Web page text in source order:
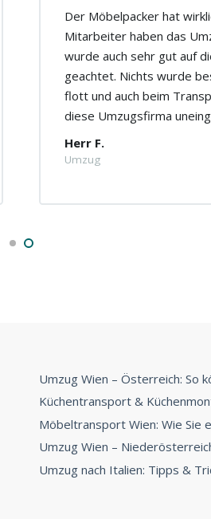
Der Möbelpacker hat
Mitarbeiter haben das
wurde auch sehr gut auf
geachtet. Nichts wurde
flott und auch beim
diese Umzugsfirma
Herr F.
Umzug
Umzug Wien – Österreich: So
Küchentransport &
Möbeltransport Wien: Wie Sie
Umzug Wien –
Umzug nach Italien: Tipps &